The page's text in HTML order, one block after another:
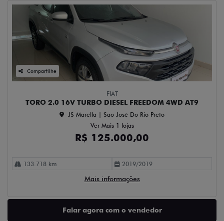
Compartilhe
FIAT
TORO 2.0 16V TURBO DIESEL FREEDOM 4WD AT9
JS Marella | São José Do Rio Preto
Ver Mais 1 lojas
R$ 125.000,00
133.718 km 2019/2019
Mais informações
Falar agora com o vendedor